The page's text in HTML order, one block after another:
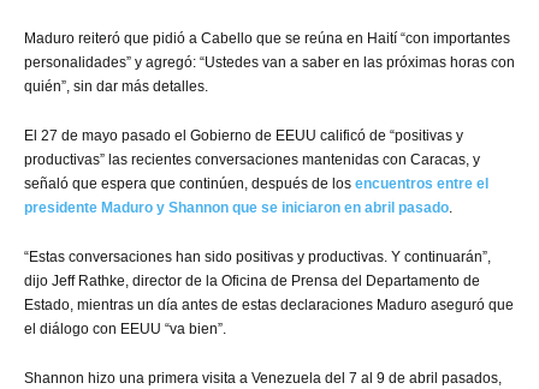
Maduro reiteró que pidió a Cabello que se reúna en Haití “con importantes
personalidades” y agregó: “Ustedes van a saber en las próximas horas con
quién”, sin dar más detalles.
El 27 de mayo pasado el Gobierno de EEUU calificó de “positivas y
productivas” las recientes conversaciones mantenidas con Caracas, y
señaló que espera que continúen, después de los encuentros entre el
presidente Maduro y Shannon que se iniciaron en abril pasado.
“Estas conversaciones han sido positivas y productivas. Y continuarán”,
dijo Jeff Rathke, director de la Oficina de Prensa del Departamento de
Estado, mientras un día antes de estas declaraciones Maduro aseguró que
el diálogo con EEUU “va bien”.
Shannon hizo una primera visita a Venezuela del 7 al 9 de abril pasados,